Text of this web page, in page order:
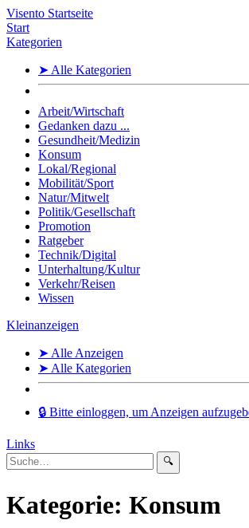
Visento Startseite
Start
Kategorien
➤ Alle Kategorien
Arbeit/Wirtschaft
Gedanken dazu ...
Gesundheit/Medizin
Konsum
Lokal/Regional
Mobilität/Sport
Natur/Mitwelt
Politik/Gesellschaft
Promotion
Ratgeber
Technik/Digital
Unterhaltung/Kultur
Verkehr/Reisen
Wissen
Kleinanzeigen
➤ Alle Anzeigen
➤ Alle Kategorien
🔒 Bitte einloggen, um Anzeigen
Links
🔍
Kategorie: Konsum